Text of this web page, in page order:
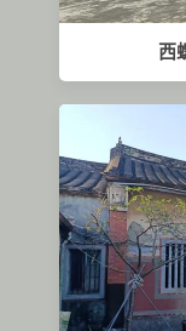
西